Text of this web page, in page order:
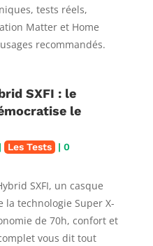
tests réels,
Matter et Home
recommandés.
SXFI : le
le
Les Tests | 0
SXFI, un casque
technologie Super X-
de 70h, confort et
vous dit tout